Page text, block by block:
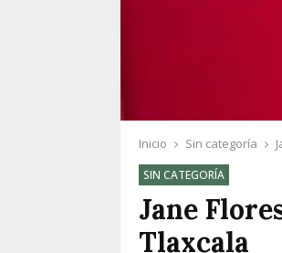
Inicio Sin categoría
SIN CATEGORÍA
Jane
Tlaxcala